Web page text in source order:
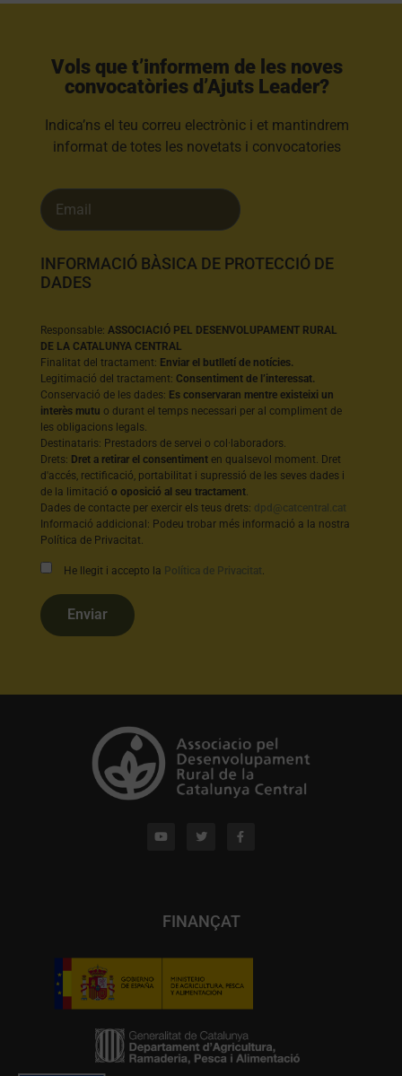
Vols que t’informem de les noves
convocatòries d’Ajuts Leader?​
Indica’ns el teu correu electrònic i et mantindrem
informat de totes les novetats i convocatories
INFORMACIÓ BÀSICA DE PROTECCIÓ DE
DADES
Responsable:ASSOCIACIÓ PEL DESENVOLUPAMENT RURAL
DE LA CATALUNYA CENTRAL
Finalitat del tractament: Enviar el butlletí de notícies.
Legitimació del tractament:Consentiment de l’interessat.
Conservació de les dades: Es conservaran mentre existeixi un
interès mutu o durant el temps necessari per al compliment de
les obligacions legals.
Destinataris: Prestadors de servei o col·laboradors.
Drets: Dret a retirar el consentiment en qualsevol moment. Dret
d'accés, rectificació, portabilitat i supressió de les seves dades i
de la limitacióo oposició al seu tractament.
Dades de contacte per exercir els teus drets: dpd@catcentral.cat
Informació addicional: Podeu trobar més informació a la nostra
Política de Privacitat.
He llegit i accepto la Política de Privacitat
Enviar
FINANÇAT